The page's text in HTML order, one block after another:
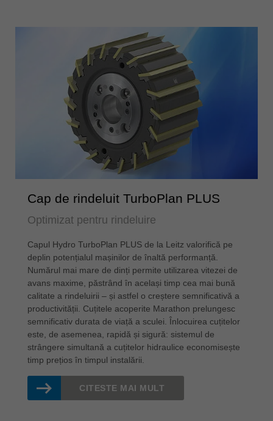
Cap de rindeluit TurboPlan PLUS
Optimizat pentru rindeluire
Capul Hydro TurboPlan PLUS de la Leitz valorifică pe
deplin potențialul mașinilor de înaltă performanță.
Numărul mai mare de dinți permite utilizarea vitezei de
avans maxime, păstrând în același timp cea mai bună
calitate a rindeluirii – și astfel o creștere semnificativă a
productivității. Cuțitele acoperite Marathon prelungesc
semnificativ durata de viață a sculei. Înlocuirea cuțitelor
este, de asemenea, rapidă și sigură: sistemul de
strângere simultană a cuțitelor hidraulice economisește
timp prețios în timpul instalării.
CITESTE MAI MULT